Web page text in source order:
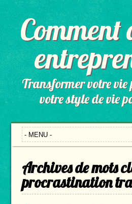
Comment
Transformer votre vie
votre style de vie
Archives de mots
procrastination